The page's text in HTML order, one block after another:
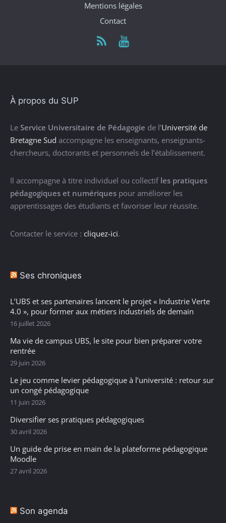
Mentions légales
Contact
À propos du SUP
Le Service Universitaire de Pédagogie de l’Université de
Bretagne Sud accompagne les enseignants, enseignants-
chercheurs, doctorants et personnels de l’établissement.
Il accompagne à titre individuel ou collectif les pratiques
pédagogiques et numériques pour améliorer les
apprentissages des étudiants et favoriser leur réussite.
Contacter le service : cliquez-ici.
Ses chroniques
L’UBS et ses partenaires lancent le projet « Industrie Verte
4.0 », pour former aux métiers industriels de demain
16 juillet 2026
Ma vie de campus UBS, le site pour bien préparer votre
rentrée
29 juin 2026
Le jeu comme levier pédagogique à l’université : retour sur
un congé pédagogique
11 juin 2026
Diversifier ses pratiques pédagogiques
30 avril 2026
Un guide de prise en main de la plateforme pédagogique
Moodle
27 avril 2026
Son agenda